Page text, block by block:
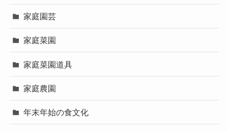
家庭園芸
家庭菜園
家庭菜園道具
家庭農園
年末年始の食文化